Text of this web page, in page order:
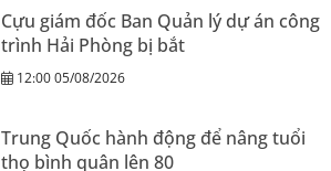
Cựu giám đốc Ban Quản lý dự án công
trình Hải Phòng bị bắt
12:00 05/08/2026
Trung Quốc hành động để nâng tuổi
thọ bình quân lên 80